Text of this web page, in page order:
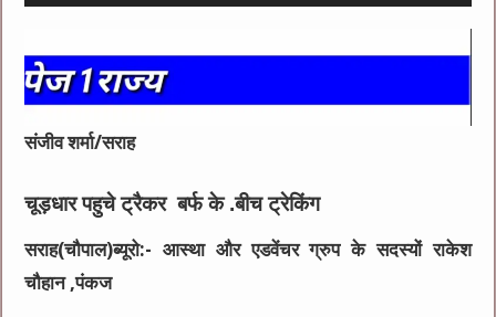
संजीव शर्मा/सराह
चूड़धार पहुचे ट्रैकर बर्फ के .बीच ट्रेकिंग
सराह(चौपाल)ब्यूरो:- आस्था और एडवेंचर ग्रुप के सदस्यों राकेश
चौहान ,पंकज